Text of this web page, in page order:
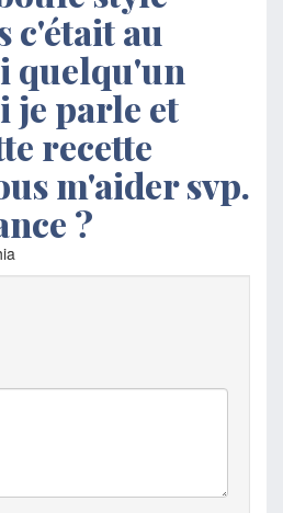
c'était au
quelqu'un
je parle et
recette
m'aider svp.
?